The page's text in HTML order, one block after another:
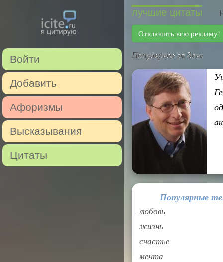
Войти
Добавить
Афоризмы
Высказывания
Цитаты
лучшие цитаты
Отключить всю рекламу!
Популярное за день
Популярные
любовь
жизнь
счастье
мечта